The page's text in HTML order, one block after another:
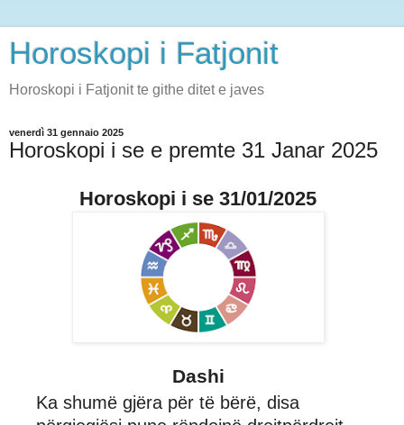
Horoskopi i Fatjonit
Horoskopi i Fatjonit te githe ditet e javes
venerdì 31 gennaio 2025
Horoskopi i se e premte 31 Janar 2025
Horoskopi i se 31/01/2025
Dashi
Ka shumë gjëra për të bërë, disa